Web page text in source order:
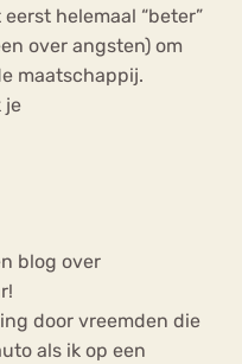
helemaal “beter”
over angsten) om
maatschappij.
je
blog over
door vreemden die
als ik op een